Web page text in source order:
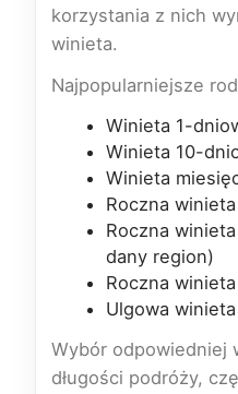
korzystania z nich
winieta.
Najpopularniejsze
Winieta 1-
Winieta 10-
Winieta
Roczna
Roczna
dany region)
Roczna
Ulgowa
Wybór odpowiedniej
długości podróży,